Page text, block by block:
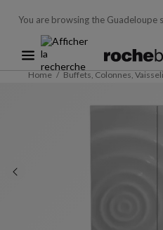
You are browsing the Guadeloupe
Home Buffets, Colonnes,